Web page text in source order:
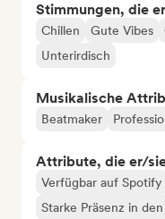
Stimmungen, die
Chillen Gute Vibes
Unterirdisch
Musikalische
Beatmaker
Attribute, die er/
Verfügbar auf Spotify
Starke Präsenz in